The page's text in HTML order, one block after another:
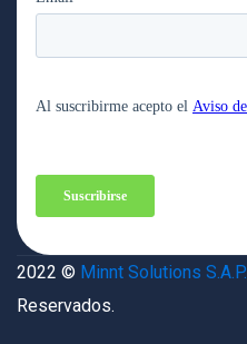
2022 © Minnt Solutions
Reservados.